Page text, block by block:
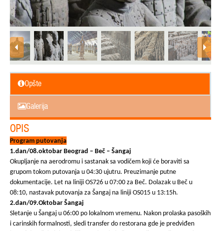
Opšte
Galerija
OPIS
Program putovanja
1.dan/08.oktobar Beograd – Beč – Šangaj
Okupljanje na aerodromu i sastanak sa vodičem koji će boraviti sa
grupom tokom putovanja u 04:30 ujutru. Preuzimanje putne
dokumentacije. Let na liniji OS726 u 07:00 za Beč. Dolazak u Beč u
08:10, nastavak putovanja za Šangaj na liniji OS015 u 13:15h.
2.dan/09.Oktobar Šangaj
Sletanje u Šangaj u 06:00 po lokalnom vremenu. Nakon prolaska pasoških
i carinskih formalnosti, sledi transfer do restorana gde je predviđen